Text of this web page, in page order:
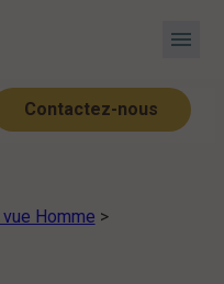
menu
Contactez-nous
Homme >